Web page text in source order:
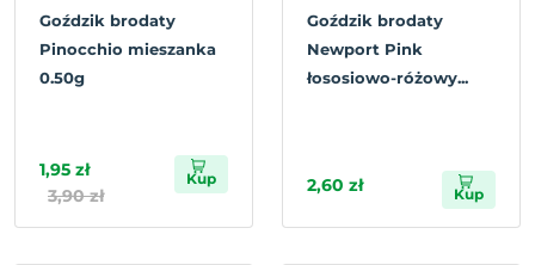
Goździk brodaty
Pinocchio mieszanka
0.50g
1,95 zł
3,90 zł
Kup
Goździk brodaty
Newport Pink
łososiowo-różowy...
2,60 zł Kup